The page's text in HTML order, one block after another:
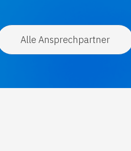
Alle Ansprechpartner